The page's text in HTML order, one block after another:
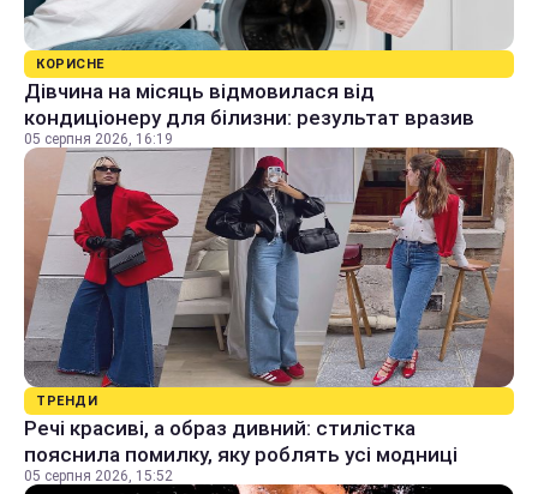
КОРИСНЕ
Дівчина на місяць відмовилася від
кондиціонеру для білизни: результат вразив
05 серпня 2026, 16:19
ТРЕНДИ
Речі красиві, а образ дивний: стилістка
пояснила помилку, яку роблять усі модниці
05 серпня 2026, 15:52